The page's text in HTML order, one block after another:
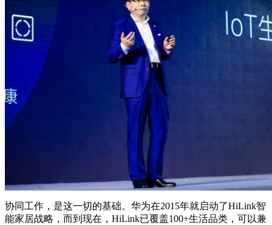
协同工作，是这一切的基础。华为在2015年就启动了HiLink智
能家居战略，而到现在，HiLink已覆盖100+生活品类，可以兼